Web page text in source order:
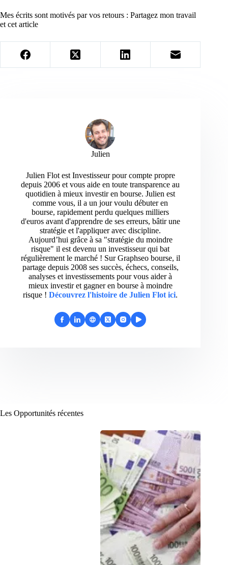
Mes écrits sont motivés par vos retours : Partagez mon travail
et cet article
Julien
Julien Flot est Investisseur pour compte propre
depuis 2006 et vous aide en toute transparence au
quotidien à mieux investir en bourse. Julien est
comme vous, il a un jour voulu débuter en
bourse, rapidement perdu quelques milliers
d'euros avant d'apprendre de ses erreurs, bâtir une
stratégie et l'appliquer avec discipline.
Aujourd’hui grâce à sa "stratégie du moindre
risque" il est devenu un investisseur qui bat
régulièrement le marché ! Sur Graphseo bourse, il
partage depuis 2008 ses succès, échecs, conseils,
analyses et investissements pour vous aider à
mieux investir et gagner en bourse à moindre
risque ! Découvrez l'histoire de Julien Flot ici.
Les Opportunités récentes